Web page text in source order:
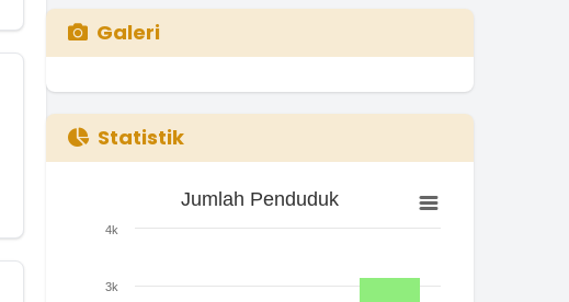
Galeri
Statistik
Jumlah Penduduk
The chart has 1 X axis displaying categories.
Jumlah Penduduk
3k
4k